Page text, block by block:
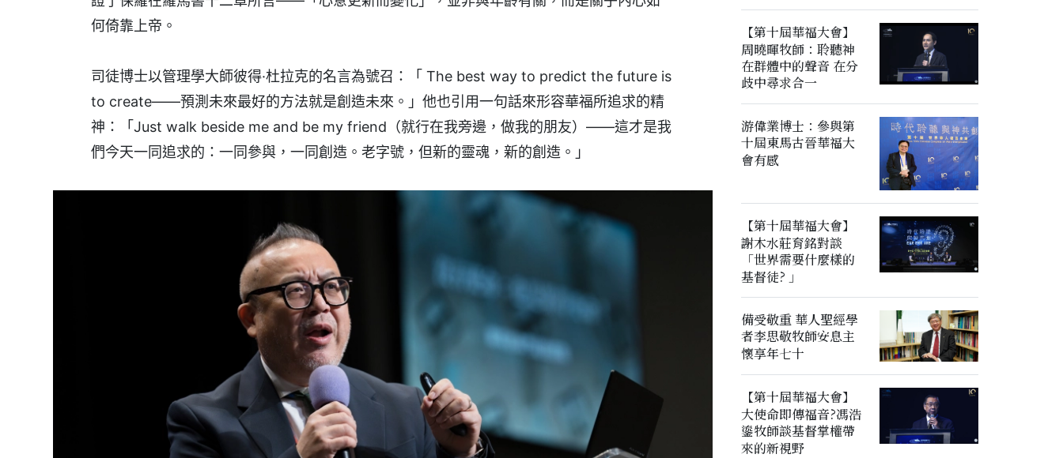
何倚靠上帝。
司徒博士以管理學大師彼得·杜拉克的名言為號召：「 The best way to predict the future is
to create——預測未來最好的方法就是創造未來。」他也引用一句話來形容華福所追求的精
神：「Just walk beside me and be my friend（就行在我旁邊，做我的朋友）——這才是我
們今天一同追求的：一同參與，一同創造。老字號，但新的靈魂，新的創造。」
【第十屆華福大會】
周曉暉牧師：聆聽神
在群體中的聲音 在分
歧中尋求合一
游偉業博士：參與第
十屆東馬古晉華福大
會有感
【第十屆華福大會】
謝木水莊育銘對談
「世界需要什麼樣的
基督徒? 」
備受敬重 華人聖經學
者李思敬牧師安息主
懷享年七十
【第十屆華福大會】
大使命即傳福音?馮浩
鎏牧師談基督掌權帶
來的新視野